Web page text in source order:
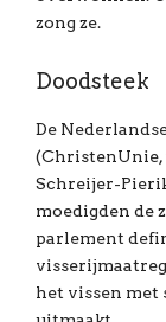
zong ze.
Doodsteek
De
(ChristenUnie,
Schreijer-
moedigden de
parlement
het vissen met